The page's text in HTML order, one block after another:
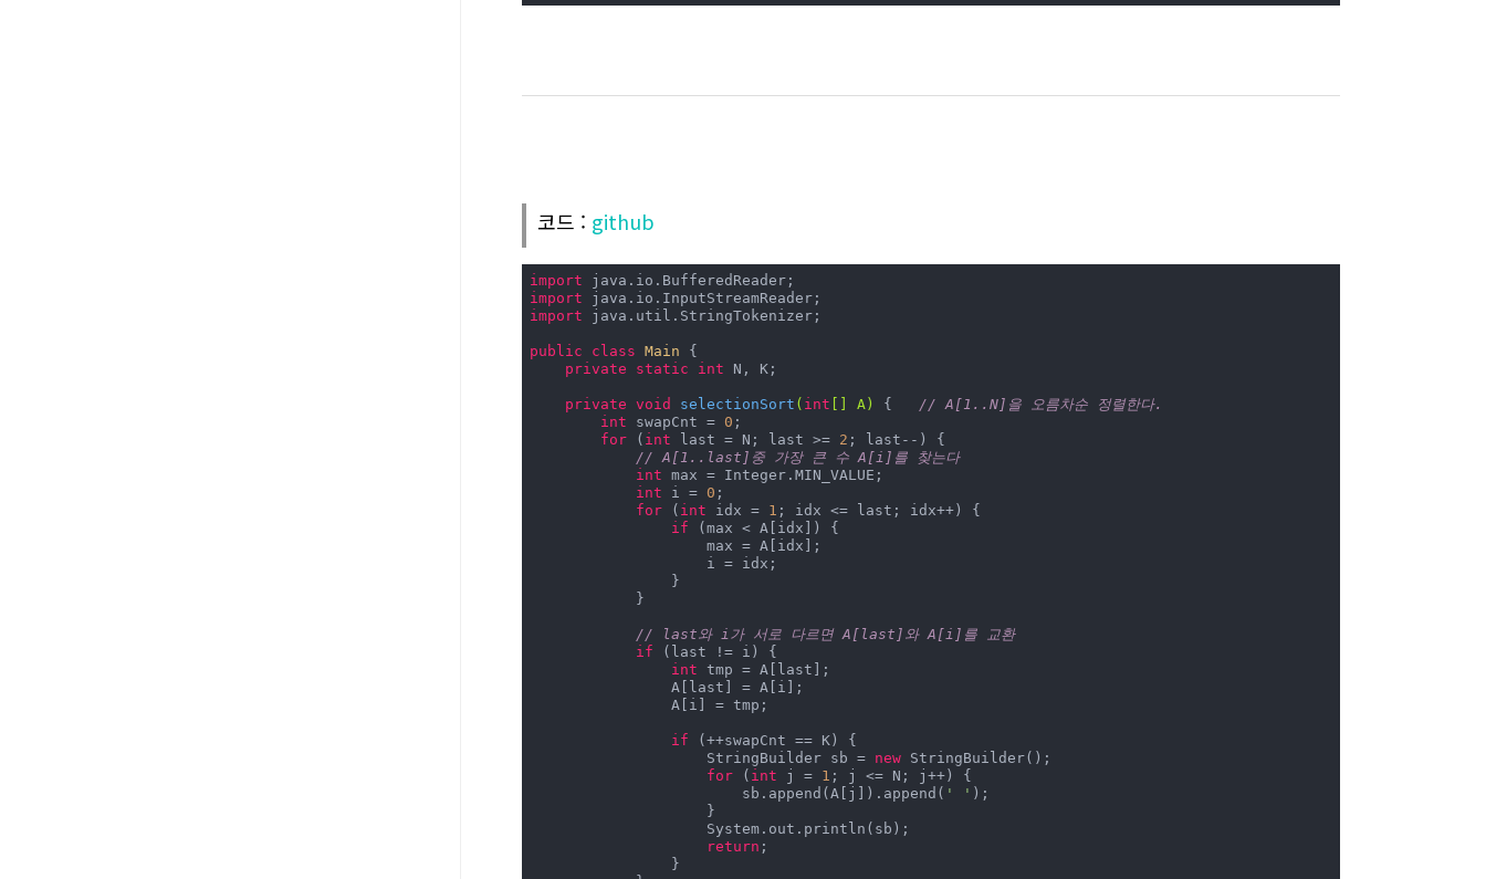
코드 : github
import
import
import java.util.StringTokenizer;
public class Main
{
private
static int N, K;
private void selectionSort ( int [] A) {
// A[1..N]을 오름차순 정렬한다.
int swapCnt = 0 ;
for ( int last = N; last >= 2 ; last--) {
// A[1..last]중 가장 큰 수 A[i]를 찾는다
int max = Integer.MIN_VALUE;
int i = 0 ;
for ( int idx = 1 ; idx <= last; idx++) {
if (max < A[idx]) {
                    max = A[idx];
                    i = idx;
                }
            }
// last와 i가 서로 다르면 A[last]와 A[i]를 교환
if (last != i) {
int tmp = A[last];
                A[last] = A[i];
                A[i] = tmp;
if (++swapCnt == K) {
                    StringBuilder sb =
new StringBuilder();
for ( int j = 1 ; j <= N; j++) {
                        sb.append(A[j]).append(
' ' );
                    }
                    System.out.println(sb);
return ;
                }